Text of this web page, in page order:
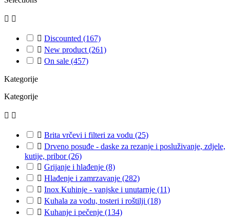
 
 Discounted (167)
 New product (261)
 On sale (457)
Kategorije
Kategorije
 
 Brita vrčevi i filteri za vodu (25)
 Drveno posuđe - daske za rezanje i posluživanje, zdjele,
kutije, pribor(26)
 Grijanje i hlađenje (8)
 Hlađenje i zamrzavanje (282)
 Inox Kuhinje - vanjske i unutarnje (11)
 Kuhala za vodu, tosteri i roštilji (18)
 Kuhanje i pečenje (134)